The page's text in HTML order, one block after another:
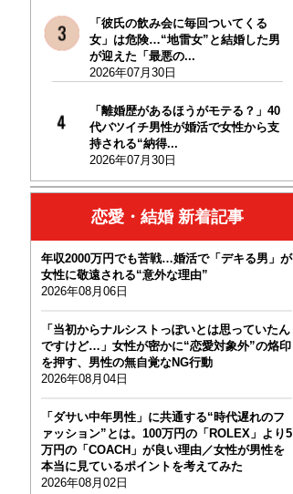
「彼氏の飲み会に毎回ついてくる
女」は危険…“地雷女”と結婚した男
が迎えた「最悪の...
2026年07月30日
「離婚歴があるほうがモテる？」40
代バツイチ男性が婚活で女性から支
持される“納得...
2026年07月30日
恋愛・結婚 新着記事
年収2000万円でも苦戦…婚活で「デキる男」が
女性に敬遠される“意外な理由”
2026年08月06日
「当初からナルシストっぽいとは思っていたん
ですけど…」女性が密かに“恋愛対象外”の烙印
を押す、男性の無自覚なNG行動
2026年08月04日
「ダサい中年男性」に共通する“時代遅れのフ
ァッション”とは。100万円の「ROLEX」より5
万円の「COACH」が良い理由／女性が男性を
本当に見ているポイントを考えてみた
2026年08月02日